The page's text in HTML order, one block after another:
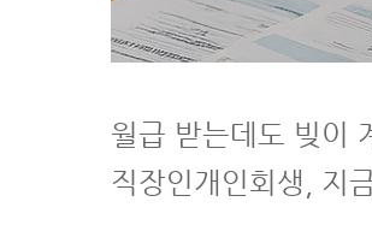
월급 받는데도 빚이
직장인개인회생, 지